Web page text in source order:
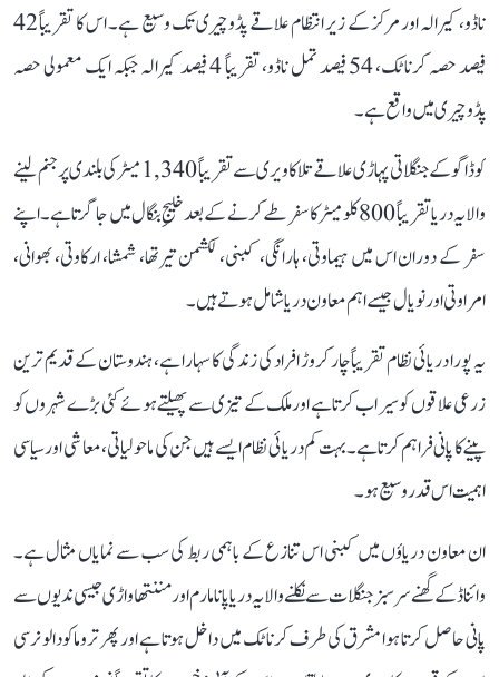
ناڈو، کیرالہ اور مرکز کے زیر انتظام علاقے پڈوچیری تک وسیع ہے۔ اس کا تقریباً 42
فیصد حصہ کرناٹک، 54 فیصد تمل ناڈو، تقریباً 4 فیصد کیرالہ جبکہ ایک معمولی حصہ
پڈوچیری میں واقع ہے۔
کوڈاگو کے جنگلاتی پہاڑی علاقے تلاکاویری سے تقریباً 1,340 میٹر کی بلندی پر جنم لینے
والا یہ دریا تقریباً 800 کلومیٹر کا سفر طے کرنے کے بعد خلیجِ بنگال میں جا گرتا ہے۔ اپنے
سفر کے دوران اس میں ہیماوتی، ہارانگی، کبنی، لکشمن تیرتھا، شمشا، ارکاوتی، بھوانی،
امراوتی اور نویال جیسے اہم معاون دریا شامل ہوتے ہیں۔
یہ پورا دریائی نظام تقریباً چار کروڑ افراد کی زندگی کا سہارا ہے، ہندوستان کے قدیم ترین
زرعی علاقوں کو سیراب کرتا ہے اور ملک کے تیزی سے پھیلتے ہوئے کئی بڑے شہروں کو
پینے کا پانی فراہم کرتا ہے۔ بہت کم دریائی نظام ایسے ہیں جن کی ماحولیاتی، معاشی اور سیاسی
اہمیت اس قدر وسیع ہو۔
ان معاون دریاؤں میں کبنی اس تنازع کے باہمی ربط کی سب سے نمایاں مثال ہے۔
وائناڈ کے گھنے سرسبز جنگلات سے نکلنے والا یہ دریا پانامارم اور مننتھاواڑی جیسی ندیوں سے
پانی حاصل کرتا ہوا مشرق کی طرف کرناٹک میں داخل ہوتا ہے اور پھر تروماکودالو نرسی